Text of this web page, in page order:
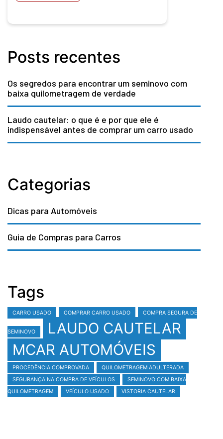
Posts recentes
Os segredos para encontrar um seminovo com
baixa quilometragem de verdade
Laudo cautelar: o que é e por que ele é
indispensável antes de comprar um carro usado
Categorias
Dicas para Automóveis
Guia de Compras para Carros
Tags
CARRO USADO COMPRAR CARRO USADO COMPRA SEGURA DE
SEMINOVO
LAUDO CAUTELAR
MCAR AUTOMÓVEIS
PROCEDÊNCIA COMPROVADA
QUILOMETRAGEM ADULTERADA
SEGURANÇA NA COMPRA DE VEÍCULOS
SEMINOVO COM BAIXA
QUILOMETRAGEM
VEÍCULO USADO VISTORIA CAUTELAR